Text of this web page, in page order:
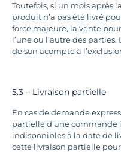
Toutefois, si un mois après
produit n’a pas été livré
force majeure, la vente
l’une ou l’autre des
de son acompte à
5.3 – Livraison partielle
En cas de demande
partielle d’une
indisponibles à la date de
cette livraison partielle